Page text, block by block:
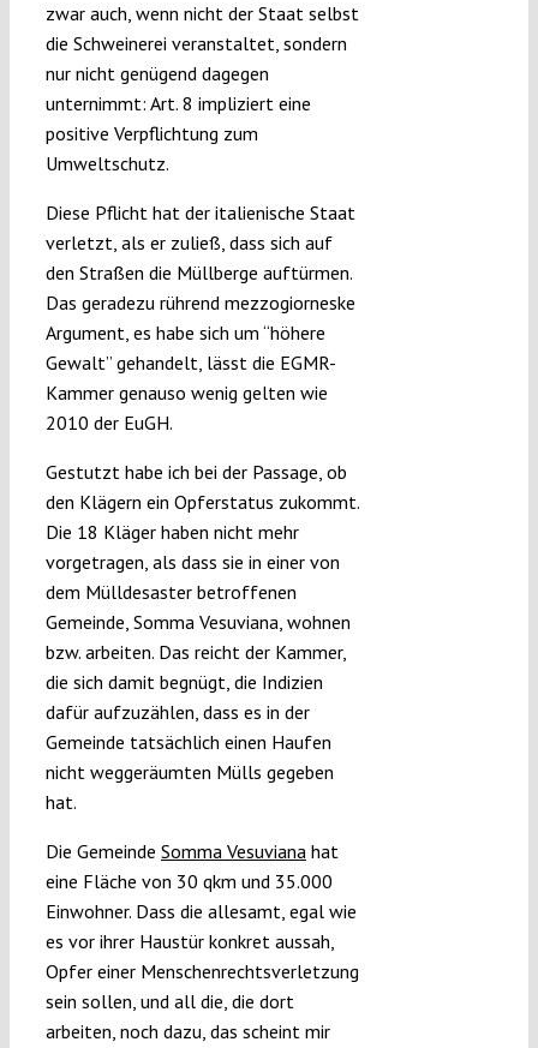
zwar auch, wenn nicht der Staat selbst
die Schweinerei veranstaltet, sondern
nur nicht genügend dagegen
unternimmt: Art. 8 impliziert eine
positive Verpflichtung zum
Umweltschutz.
Diese Pflicht hat der italienische Staat
verletzt, als er zuließ, dass sich auf
den Straßen die Müllberge auftürmen.
Das geradezu rührend mezzogiorneske
Argument, es habe sich um “höhere
Gewalt” gehandelt, lässt die EGMR-
Kammer genauso wenig gelten wie
2010 der EuGH.
Gestutzt habe ich bei der Passage, ob
den Klägern ein Opferstatus zukommt.
Die 18 Kläger haben nicht mehr
vorgetragen, als dass sie in einer von
dem Mülldesaster betroffenen
Gemeinde, Somma Vesuviana, wohnen
bzw. arbeiten. Das reicht der Kammer,
die sich damit begnügt, die Indizien
dafür aufzuzählen, dass es in der
Gemeinde tatsächlich einen Haufen
nicht weggeräumten Mülls gegeben
hat.
Die Gemeinde Somma Vesuvianahat
eine Fläche von 30 qkm und 35.000
Einwohner. Dass die allesamt, egal wie
es vor ihrer Haustür konkret aussah,
Opfer einer Menschenrechtsverletzung
sein sollen, und all die, die dort
arbeiten, noch dazu, das scheint mir